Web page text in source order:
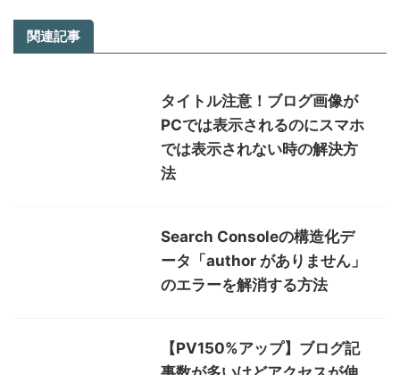
関連記事
タイトル注意！ブログ画像が
PCでは表示されるのにスマホ
では表示されない時の解決方
法
Search Consoleの構造化デ
ータ「author がありません」
のエラーを解消する方法
【PV150%アップ】ブログ記